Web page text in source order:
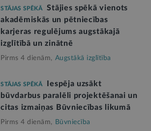
STĀJAS SPĒKĀ
Stājies spēkā vienots
akadēmiskās un pētniecības
karjeras regulējums augstākajā
izglītībā un zinātnē
Pirms 4 dienām, Augstākā izglītība
STĀJAS SPĒKĀ
Iespēja uzsākt
būvdarbus paralēli projektēšanai un
citas izmaiņas Būvniecības likumā
Pirms 4 dienām, Būvniecība